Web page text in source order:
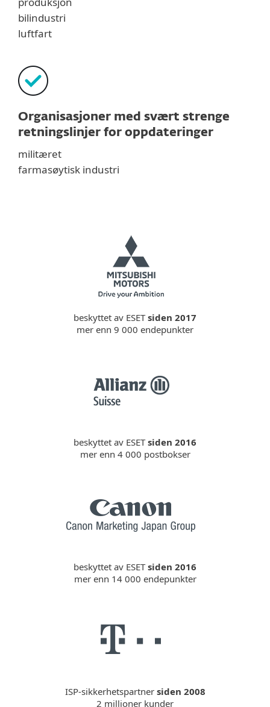
bilindustri
luftfart
Organisasjoner med svært strenge
retningslinjer for oppdateringer
militæret
farmasøytisk industri
beskyttet av ESETsiden 2017
mer enn 9 000 endepunkter
beskyttet av ESETsiden 2016
mer enn 4 000 postbokser
beskyttet av ESETsiden 2016
mer enn 14 000 endepunkter
ISP-sikkerhetspartner siden 2008
2 millioner kunder